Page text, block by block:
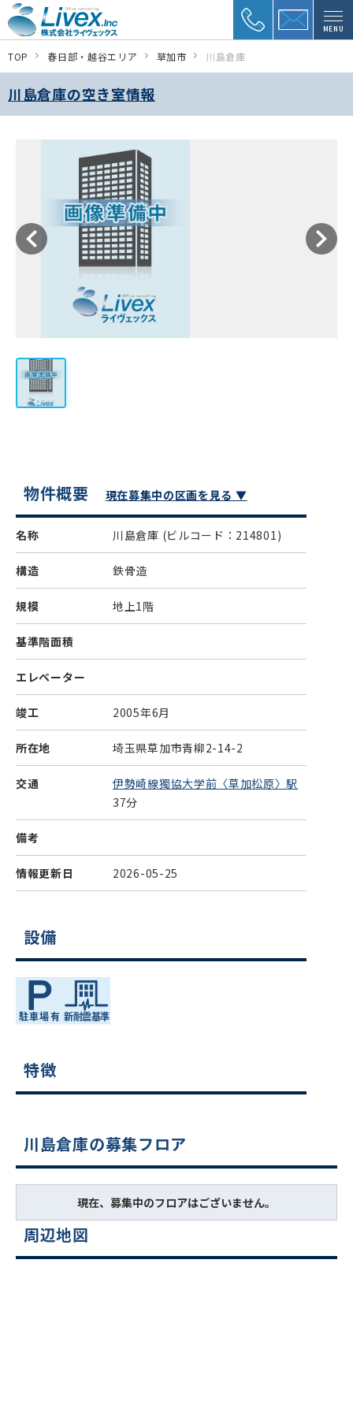
MENU
TOP 春日部・越谷エリア 草加市 川島倉庫
川島倉庫の空き室情報
物件概要 現在募集中の区画を見る ▼
名称 川島倉庫 (ビルコード：214801)
構造 鉄骨造
規模 地上1階
基準階面積
エレベーター
竣工 2005年6月
所在地 埼玉県草加市青柳2-14-2
交通
伊勢崎線獨協大学前〈草加松原〉駅
37分
備考
情報更新日 2026-05-25
設備
特徴
川島倉庫の募集フロア
現在、募集中のフロアはございません。
周辺地図